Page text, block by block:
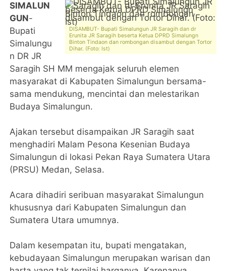
DISAMBUT- Bupati Simalungun JR Saragih dan dr
Erunita JR Saragih beserta Ketua DPRD Simalungn
Binton Tindaon dan rombongan disambut dengan Tortor
Dihar. (Foto: Ist)
SIMALUN
GUN-
Bupati
Simalungu
n DR JR
Saragih SH MM mengajak seluruh elemen
masyarakat di Kabupaten Simalungun bersama-
sama mendukung, mencintai dan melestarikan
Budaya Simalungun.
Ajakan tersebut disampaikan JR Saragih saat
menghadiri Malam Pesona Kesenian Budaya
Simalungun di lokasi Pekan Raya Sumatera Utara
(PRSU) Medan, Selasa.
Acara dihadiri seribuan masyarakat Simalungun
khususnya dari Kabupaten Simalungun dan
Sumatera Utara umumnya.
Dalam kesempatan itu, bupati mengatakan,
kebudayaan Simalungun merupakan warisan dan